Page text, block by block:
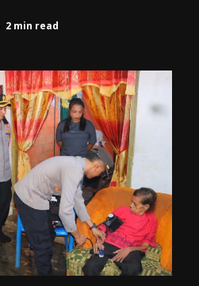
2 min read